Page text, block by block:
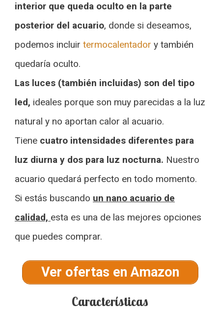
interior que queda oculto en la parte
posterior del acuario, donde si deseamos,
podemos incluir termocalentador y también
quedaría oculto.
Las luces (también incluidas) son del tipo
led, ideales porque son muy parecidas a la luz
natural y no aportan calor al acuario.
Tiene cuatro intensidades diferentes para
luz diurna y dos para luz nocturna. Nuestro
acuario quedará perfecto en todo momento.
Si estás buscando un nano acuario de
calidad, esta es una de las mejores opciones
que puedes comprar.
Ver ofertas en Amazon
Características